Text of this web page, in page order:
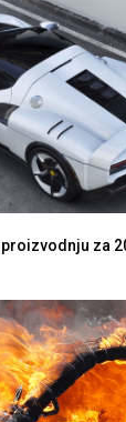
za